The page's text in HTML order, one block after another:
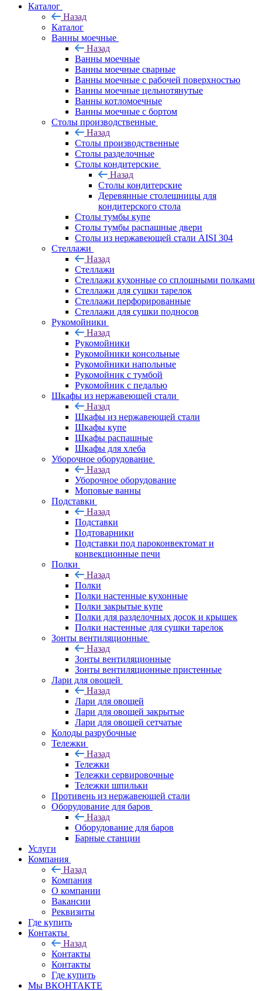
Каталог
Назад
Каталог
Ванны моечные
Назад
Ванны моечные
Ванны моечные сварные
Ванны моечные с рабочей поверхностью
Ванны моечные цельнотянутые
Ванны котломоечные
Ванны моечные с бортом
Столы производственные
Назад
Столы производственные
Столы разделочные
Столы кондитерские
Назад
Столы кондитерские
Деревянные столешницы для
кондитерского стола
Столы тумбы купе
Столы тумбы распашные двери
Столы из нержавеющей стали AISI 304
Стеллажи
Назад
Стеллажи
Стеллажи кухонные со сплошными полками
Стеллажи для сушки тарелок
Стеллажи перфорированные
Стеллажи для сушки подносов
Рукомойники
Назад
Рукомойники
Рукомойники консольные
Рукомойники напольные
Рукомойник с тумбой
Рукомойник с педалью
Шкафы из нержавеющей стали
Назад
Шкафы из нержавеющей стали
Шкафы купе
Шкафы распашные
Шкафы для хлеба
Уборочное оборудование
Назад
Уборочное оборудование
Моповые ванны
Подставки
Назад
Подставки
Подтоварники
Подставки под пароконвектомат и
конвекционные печи
Полки
Назад
Полки
Полки настенные кухонные
Полки закрытые купе
Полки для разделочных досок и крышек
Полки настенные для сушки тарелок
Зонты вентиляционные
Назад
Зонты вентиляционные
Зонты вентиляционные пристенные
Лари для овощей
Назад
Лари для овощей
Лари для овощей закрытые
Лари для овощей сетчатые
Колоды разрубочные
Тележки
Назад
Тележки
Тележки сервировочные
Тележки шпильки
Противень из нержавеющей стали
Оборудование для баров
Назад
Оборудование для баров
Барные станции
Услуги
Компания
Назад
Компания
О компании
Вакансии
Реквизиты
Где купить
Контакты
Назад
Контакты
Контакты
Где купить
Мы ВКОНТАКТЕ